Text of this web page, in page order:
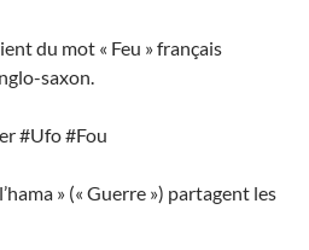
du mot « Feu » français
saxon.
#Ufo #Fou
» (« Guerre ») partagent les